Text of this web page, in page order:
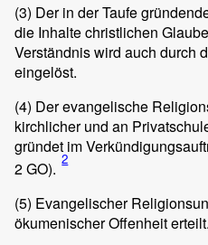
(3) Der in der Taufe
die Inhalte christlichen
Verständnis wird auch durch
eingelöst.
(4) Der evangelische
kirchlicher und an
gründet im
2 GO). 2
(5) Evangelischer
ökumenischer Offenheit erteilt.